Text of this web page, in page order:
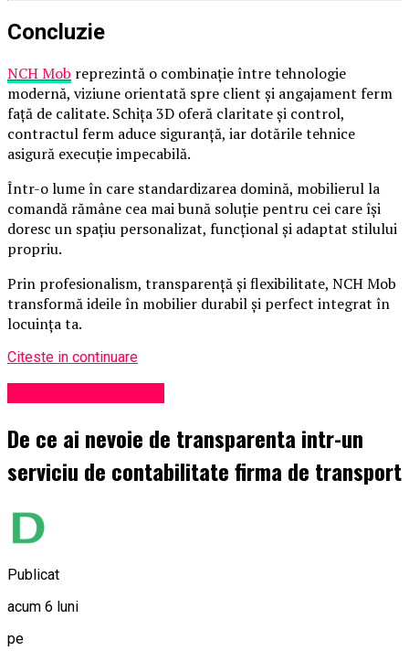
Concluzie
NCH Mob reprezintă o combinație între tehnologie
modernă, viziune orientată spre client și angajament ferm
față de calitate. Schița 3D oferă claritate și control,
contractul ferm aduce siguranță, iar dotările tehnice
asigură execuție impecabilă.
Într-o lume în care standardizarea domină, mobilierul la
comandă rămâne cea mai bună soluție pentru cei care își
doresc un spațiu personalizat, funcțional și adaptat stilului
propriu.
Prin profesionalism, transparență și flexibilitate, NCH Mob
transformă ideile în mobilier durabil și perfect integrat în
locuința ta.
Citeste in continuare
De ce ai nevoie de transparenta intr-un
serviciu de contabilitate firma de transport
Publicat
acum 6 luni
pe